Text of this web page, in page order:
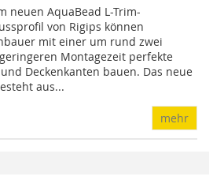
neuen AquaBead L-Trim-
von Rigips können
mit einer um rund zwei
Montagezeit perfekte
Deckenkanten bauen. Das neue
aus...
mehr